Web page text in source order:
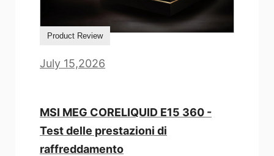
Product Review
July 15,2026
MSI MEG CORELIQUID E15 360 -
Test delle prestazioni di
raffreddamento